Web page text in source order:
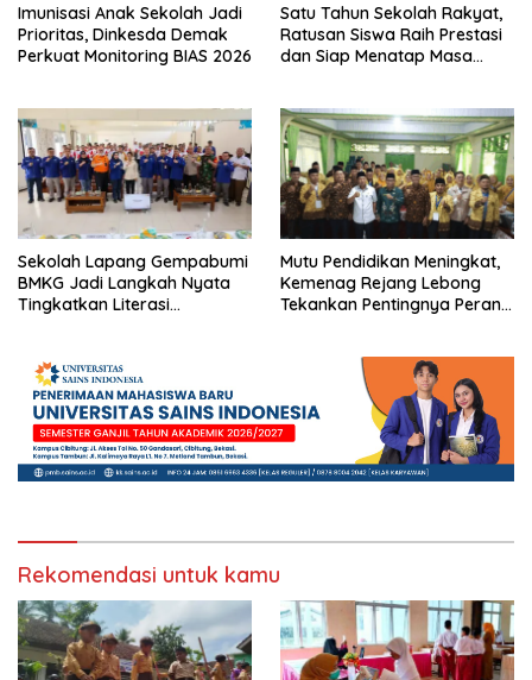
Imunisasi Anak Sekolah Jadi
Prioritas, Dinkesda Demak
Perkuat Monitoring BIAS 2026
Satu Tahun Sekolah Rakyat,
Ratusan Siswa Raih Prestasi
dan Siap Menatap Masa
Sekolah Lapang Gempabumi
BMKG Jadi Langkah Nyata
Tingkatkan Literasi
Mutu Pendidikan Meningkat,
Kemenag Rejang Lebong
Tekankan Pentingnya Peran
Rekomendasi untuk kamu